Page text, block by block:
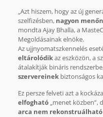
„Azt hiszem, hogy az új
szelfizésben, nagyon
mondta Ajay Bhalla, a
Megoldásainak elnöke.
Az ujjnyomatszkennelés
eltárolódikaz eszközön, a
átalakítják bináris
szervereinekbiztonságos
Ez persze felveti azt a
elfogható„menet közben”,
arca nem rekonstruálható